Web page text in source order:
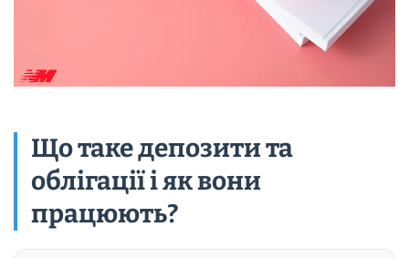
Що таке депозити та
облігації і як вони
працюють?